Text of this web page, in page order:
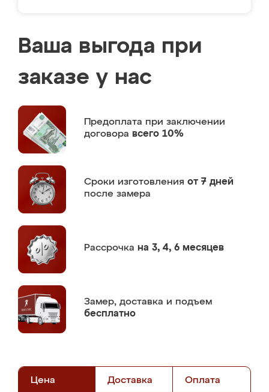
Ваша выгода при
заказе у нас
Предоплата при заключении
договора всего 10%
Сроки изготовления от 7 дней
после замера
Рассрочка на 3, 4, 6 месяцев
Замер, доставка и подъем
бесплатно
Цена Доставка Оплата